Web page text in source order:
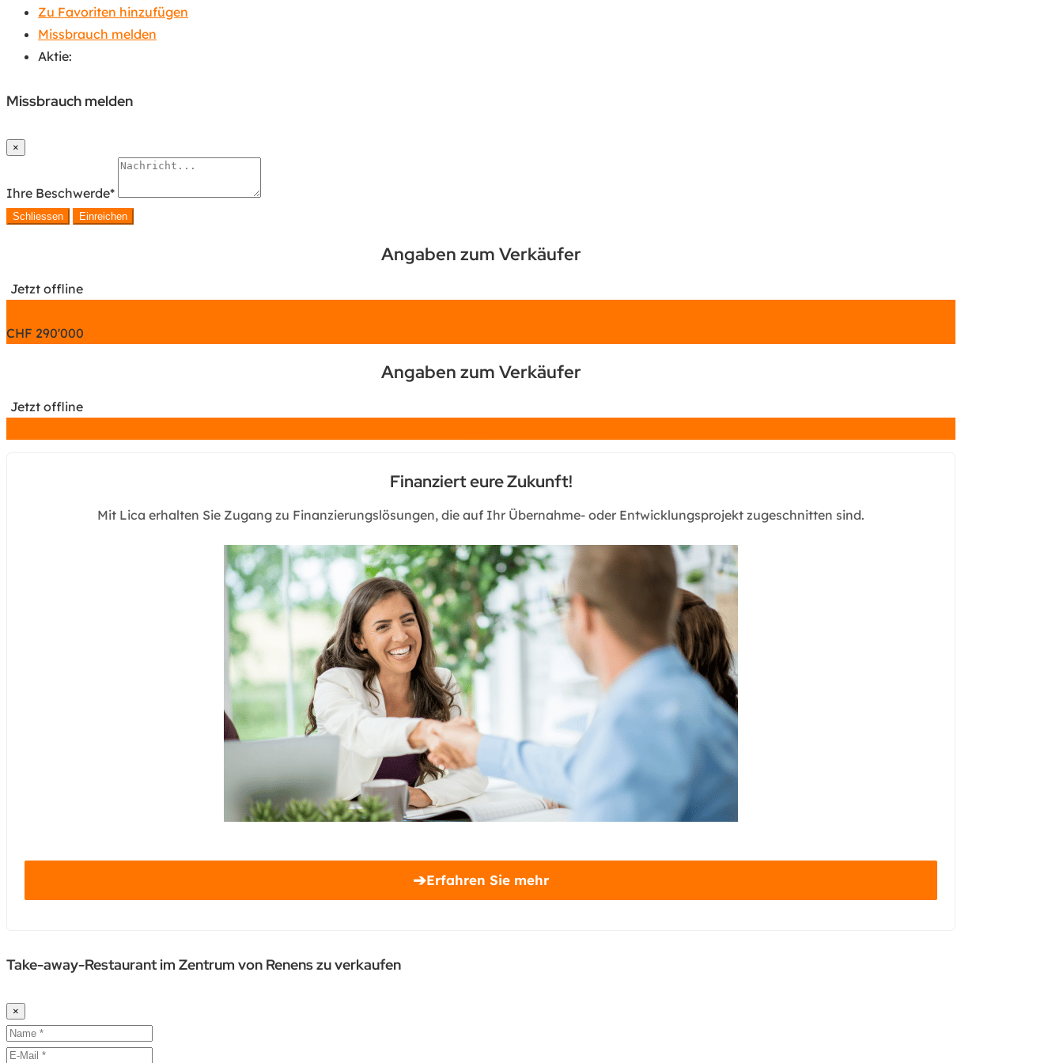
Zu Favoriten hinzufügen
Missbrauch melden
Aktie:
Missbrauch melden
×
Ihre Beschwerde*
Schliessen Einreichen
Angaben zum Verkäufer
Jetzt offline
CHF 290'000
Angaben zum Verkäufer
Jetzt offline
Finanziert eure Zukunft!
Mit Lica erhalten Sie Zugang zu Finanzierungslösungen, die auf Ihr Übernahme- oder Entwicklungsprojekt zugeschnitten sind.
➔Erfahren Sie mehr
Take-away-Restaurant im Zentrum von Renens zu verkaufen
×